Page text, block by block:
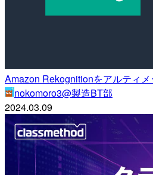
Amazon Rekognitionをアルティ
nokomoro3@製造BT部
2024.03.09